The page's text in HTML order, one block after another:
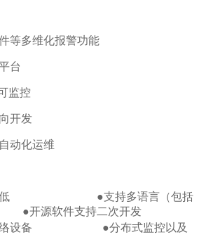
等多维化报警功能
台
监控
开发
动化运维
成本低 ●支持多语言（包括
●开源软件支持二次开发
与网络设备 ●分布式监控以及